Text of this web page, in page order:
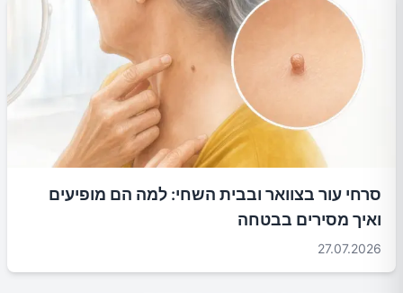
סרחי עור בצוואר ובבית השחי: למה הם מופיעים
ואיך מסירים בבטחה
27.07.2026